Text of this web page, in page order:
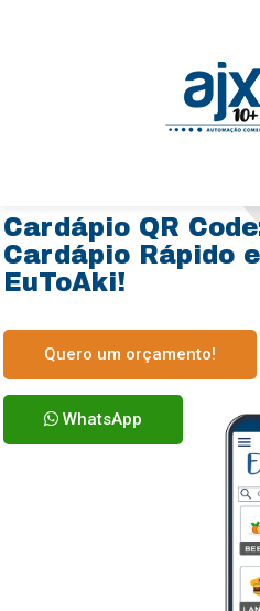
Cardápio QR
Cardápio Rápido
EuToAki!
Cardápio Digital QR
Quero um orçamento!
WhatsApp